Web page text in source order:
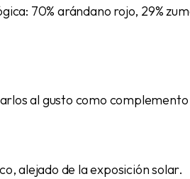
70% arándano rojo, 29%
al gusto como
alejado de la exposición solar.